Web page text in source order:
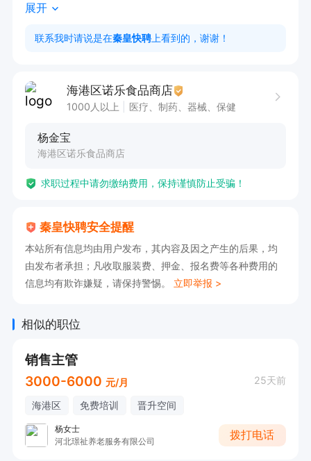
任职要求：
1. 具备较强的沟通能力，能够与客户进行良好互
3. 勤奋好学，上进心强，工作踏实肯干。
值。
展开
联系我时请说是在秦皇快聘 上看到的，谢谢！
海港区诺乐食品商店
1000人以上 医疗、制药、器械、保健
杨金宝
海港区诺乐食品商店
求职过程中请勿缴纳费用，保持谨慎防止受骗！
秦皇快聘安全提醒
本站所有信息均由用户发布，其内容及因之产生的后果，均
由发布者承担；凡收取服装费、押金、报名费等各种费用的
信息均有欺诈嫌疑，请保持警惕。 立即举报 >
相似的职位
销售主管
3000-6000 元/月 25天前
海港区 免费培训 晋升空间
杨女士
河北璟祉养老服务有限公司
拨打电话